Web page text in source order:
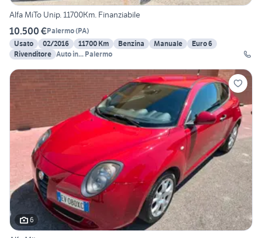
Alfa MiTo Unip. 11700Km. Finanziabile
10.500 €Palermo(PA)
Usato
02/2016 11700 Km Benzina Manuale
Euro 6
Rivenditore Auto in... Palermo
6